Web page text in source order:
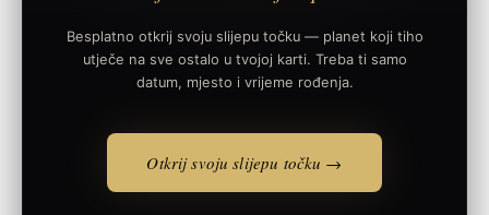
Besplatno otkrij svoju slijepu točku — planet koji tiho
utječe na sve ostalo u tvojoj karti. Treba ti samo
datum, mjesto i vrijeme rođenja.
Otkrij svoju slijepu točku →